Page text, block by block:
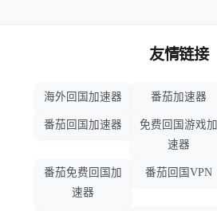
友情链接
海外回国加速器 番茄加速器
番茄回国加速器
免费回国游戏加
速器
番茄免费回国加
速器
番茄回国VPN